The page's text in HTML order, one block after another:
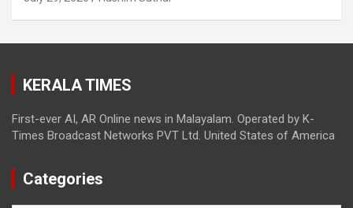
KERALA TIMES
First-ever AI, AR Online news in Malayalam. Operated by K-
Times Broadcast Networks PVT Ltd. United States of America
Categories